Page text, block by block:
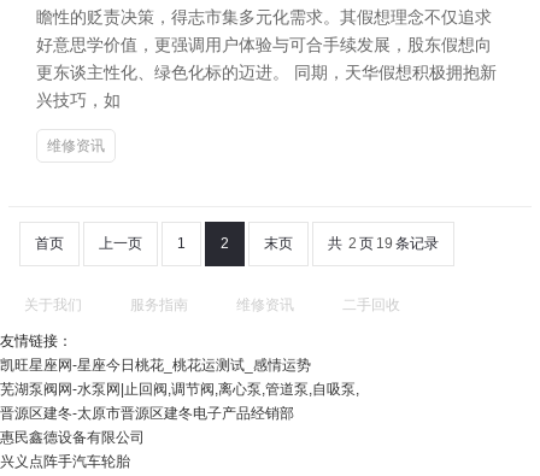
瞻性的贬责决策，得志市集多元化需求。其假想理念不仅追求
好意思学价值，更强调用户体验与可合手续发展，股东假想向
更东谈主性化、绿色化标的迈进。 同期，天华假想积极拥抱新
兴技巧，如
维修资讯
首页 上一页 1 2 末页 共 2 页 19 条记录
关于我们 服务指南 维修资讯 二手回收
友情链接：
凯旺星座网-星座今日桃花_桃花运测试_感情运势
芜湖泵阀网-水泵网|止回阀,调节阀,离心泵,管道泵,自吸泵,
晋源区建冬-太原市晋源区建冬电子产品经销部
惠民鑫德设备有限公司
兴义点阵手汽车轮胎